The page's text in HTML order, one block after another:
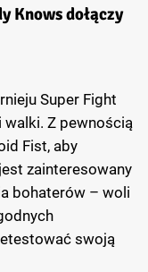
Knowsdołączy
Super Fight
Z pewnością
Fist, aby
zainteresowany
bohaterów – woli
swoją